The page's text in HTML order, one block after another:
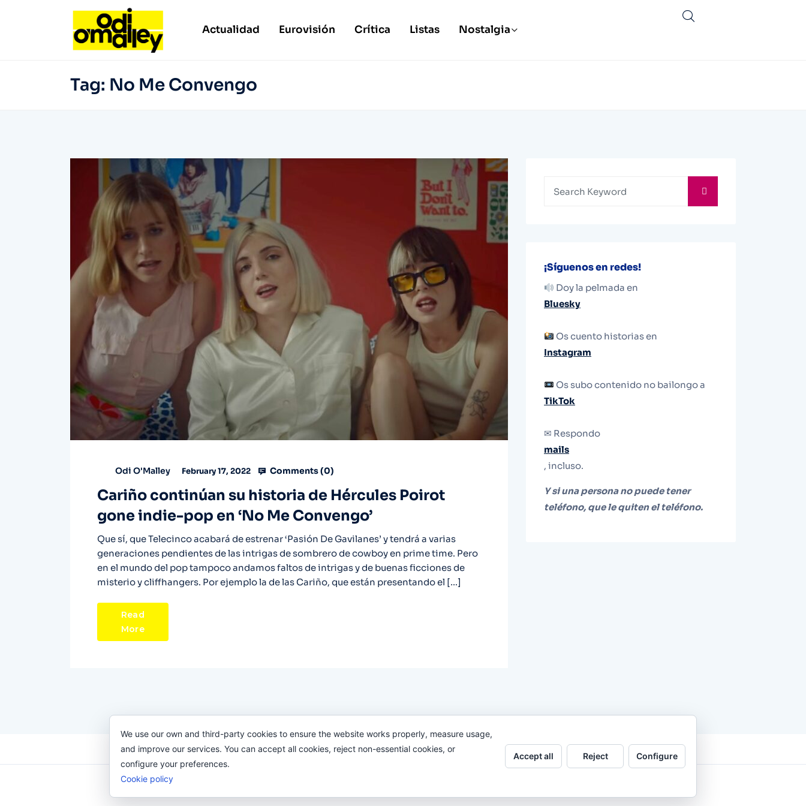
Actualidad Eurovisión Crítica Listas Nostalgia
Tag: No Me Convengo
Odi O'Malley February 17, 2022 Comments (0)
Cariño continúan su historia de Hércules Poirot
gone indie-pop en ‘No Me Convengo’
Que sí, que Telecinco acabará de estrenar ‘Pasión De Gavilanes’ y tendrá a varias
generaciones pendientes de las intrigas de sombrero de cowboy en prime time. Pero
en el mundo del pop tampoco andamos faltos de intrigas y de buenas ficciones de
misterio y cliffhangers. Por ejemplo la de las Cariño, que están presentando el […]
Read
More
¡Síguenos en redes!
Doy la pelmada en
Bluesky
Os cuento historias en
Instagram
Os subo contenido no bailongo a
TikTok
✉ Respondo
mails
, incluso.
Y si una persona no puede tener
teléfono, que le quiten el teléfono.
We use our own and third-party cookies to ensure the website works properly, measure usage,
and improve our services. You can accept all cookies, reject non-essential cookies, or
configure your preferences.
Cookie policy
Accept all Reject Configure